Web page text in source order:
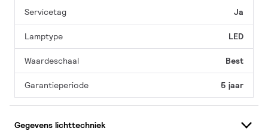
Servicetag Ja
Lamptype LED
Waardeschaal Best
Garantieperiode 5 jaar
Gegevens lichttechniek